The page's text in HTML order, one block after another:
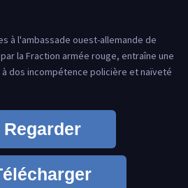
à l'ambassade ouest-allemande de
la Fraction armée rouge, entraîne une
dos incompétence policière et naïveté
Regarder